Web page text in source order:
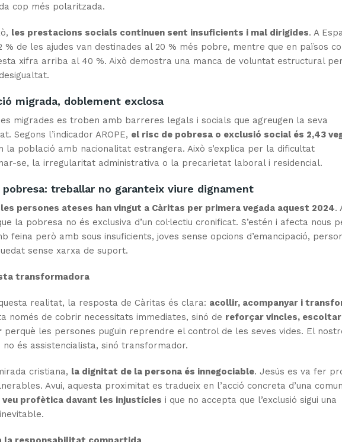
cop més polaritzada.
les prestacions socials continuen sent insuficients i mal dirigides. A
% de les ajudes van destinades al 20 % més pobre, mentre que en països
xifra arriba al 40 %. Això demostra una manca de voluntat estructural per
migrada, doblement exclosa
migrades es troben amb barreres legals i socials que agreugen la seva
Segons l’indicador AROPE, el risc de pobresa o exclusió social és 2,43
la població amb nacionalitat estrangera. Això s’explica per la dificultat
se, la irregularitat administrativa o la precarietat laboral i residencial.
pobresa: treballar no garanteix viure dignament
les persones ateses han vingut a Càritas per primera vegada aquest 2024.
la pobresa no és exclusiva d’un col·lectiu cronificat. S’estén i afecta nous
feina però amb sous insuficients, joves sense opcions d’emancipació,
sense xarxa de suport.
transformadora
realitat, la resposta de Càritas és clara: acollir, acompanyar i
només de cobrir necessitats immediates, sinó de reforçar vincles,
perquè les persones puguin reprendre el control de les seves vides. El
no és assistencialista, sinó transformador.
cristiana, la dignitat de la persona és innegociable. Jesús es va fer
Avui, aquesta proximitat es tradueix en l’acció concreta d’una
veu profètica davant les injustícies i que no accepta que l’exclusió sigui una